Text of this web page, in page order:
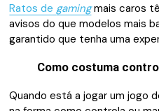
Ratos de gamingmais caros
avisos do que modelos mais
garantido que tenha uma
Como costuma
Quando está a jogar um jogo